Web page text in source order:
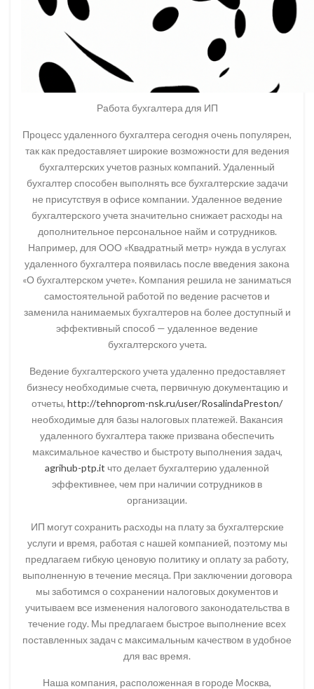
Работа бухгалтера для ИП
Процесс удаленного бухгалтера сегодня очень популярен,
так как предоставляет широкие возможности для ведения
бухгалтерских учетов разных компаний. Удаленный
бухгалтер способен выполнять все бухгалтерские задачи
не присутствуя в офисе компании. Удаленное ведение
бухгалтерского учета значительно снижает расходы на
дополнительное персональное найм и сотрудников.
Например, для ООО «Квадратный метр» нужда в услугах
удаленного бухгалтера появилась после введения закона
«О бухгалтерском учете». Компания решила не заниматься
самостоятельной работой по ведение расчетов и
заменила нанимаемых бухгалтеров на более доступный и
эффективный способ — удаленное ведение
бухгалтерского учета.
Ведение бухгалтерского учета удаленно предоставляет
бизнесу необходимые счета, первичную документацию и
отчеты, http://tehnoprom-nsk.ru/user/RosalindaPreston/
необходимые для базы налоговых платежей. Вакансия
удаленного бухгалтера также призвана обеспечить
максимальное качество и быстроту выполнения задач,
agrihub-ptp.it что делает бухгалтерию удаленной
эффективнее, чем при наличии сотрудников в
организации.
ИП могут сохранить расходы на плату за бухгалтерские
услуги и время, работая с нашей компанией, поэтому мы
предлагаем гибкую ценовую политику и оплату за работу,
выполненную в течение месяца. При заключении договора
мы заботимся о сохранении налоговых документов и
учитываем все изменения налогового законодательства в
течение году. Мы предлагаем быстрое выполнение всех
поставленных задач с максимальным качеством в удобное
для вас время.
Наша компания, расположенная в городе Москва,